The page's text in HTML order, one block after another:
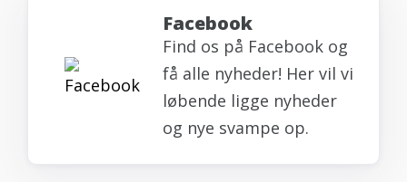
Facebook
Find os på Facebook og
få alle nyheder! Her vil vi
løbende ligge nyheder
og nye svampe op.